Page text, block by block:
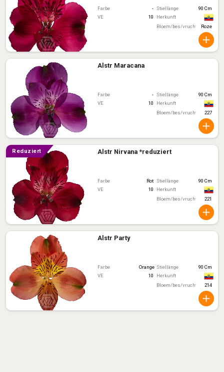
Farbe - Stiellänge
90 Cm
VE
10
Herkunft
Bloem/bes/vruchtkleur
Roze
Alstr Maracana
Farbe - Stiellänge
90 Cm
VE
10
Herkunft
Bloem/bes/vruchtkleur227
reduziert Alstr Nirvana *reduziert
Farbe Rot Stiellänge
90 Cm
VE
10
Herkunft
Bloem/bes/vruchtkleur221
Alstr Party
Farbe Orange Stiellänge
90 Cm
VE
10
Herkunft
Bloem/bes/vruchtkleur214